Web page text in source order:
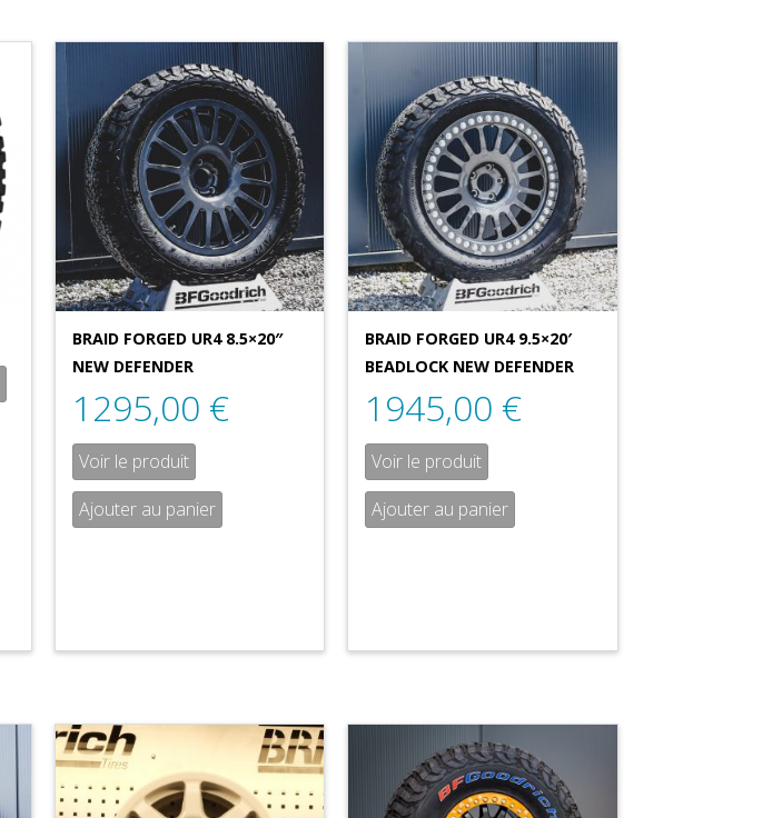
BRAID FORGED UR4 8.5×20″
NEW DEFENDER
1295,00 €
Voir le produit
Ajouter au panier
BRAID FORGED UR4 9.5×20′
BEADLOCK NEW DEFENDER
1945,00 €
Voir le produit
Ajouter au panier